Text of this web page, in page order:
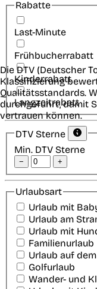
Rabatte
Last-Minute
Frühbucherrabatt
Kinderrabatt
Langzeitrabatt
DTV Sterne
Min. DTV Sterne
− +
Die DTV (Deutscher
Klassifizierung
Qualitätsstandards.
durchgeführt, damit
vertrauen können.
Urlaubsart
Urlaub mit
Urlaub am
Urlaub mit
Familienurlaub
Urlaub auf
Golfurlaub
Wander- und